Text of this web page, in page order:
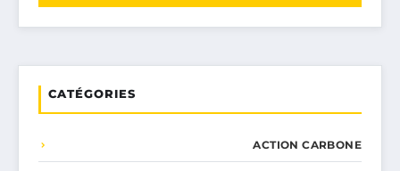
CATÉGORIES
ACTION CARBONE